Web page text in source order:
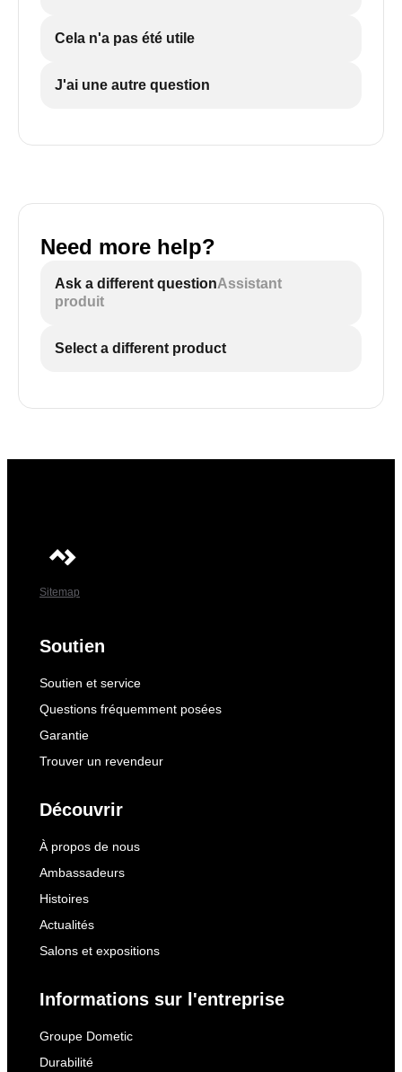
Cela n'a pas été utile
J'ai une autre question
Need more help?
Ask a different questionAssistant
produit
Select a different product
Sitemap
Soutien
Soutien et service
Questions fréquemment posées
Garantie
Trouver un revendeur
Découvrir
À propos de nous
Ambassadeurs
Histoires
Actualités
Salons et expositions
Informations sur l'entreprise
Groupe Dometic
Durabilité